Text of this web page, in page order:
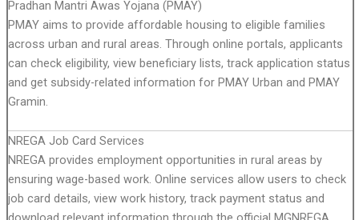
Pradhan Mantri Awas Yojana (PMAY)
PMAY aims to provide affordable housing to eligible families
across urban and rural areas. Through online portals, applicants
can check eligibility, view beneficiary lists, track application status
and get subsidy-related information for PMAY Urban and PMAY
Gramin.
NREGA Job Card Services
NREGA provides employment opportunities in rural areas by
ensuring wage-based work. Online services allow users to check
job card details, view work history, track payment status and